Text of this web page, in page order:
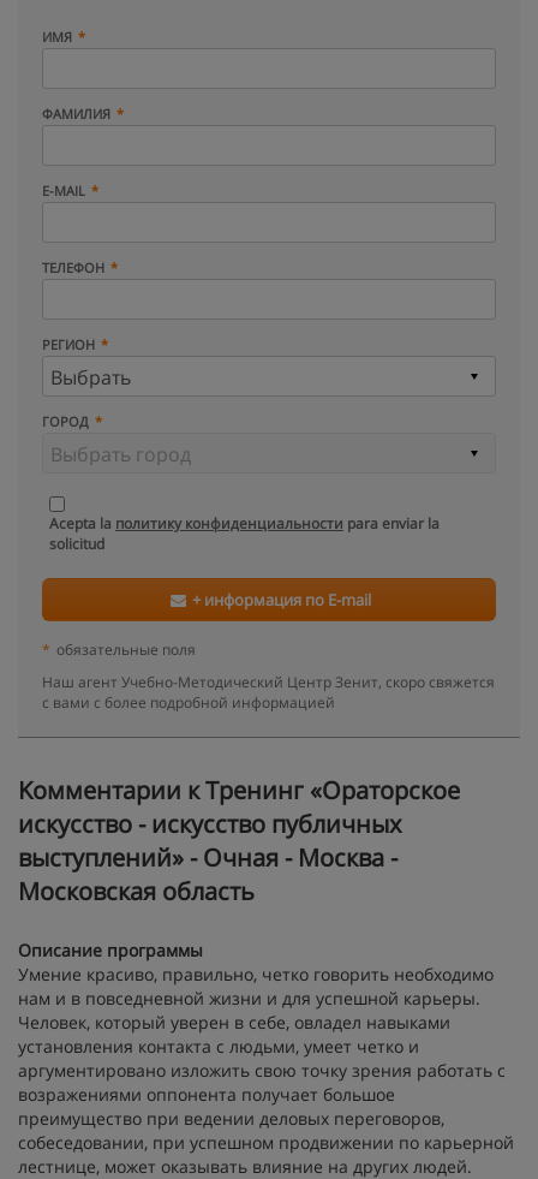
ИМЯ
ФАМИЛИЯ
E-MAIL
ТЕЛЕФОН
РЕГИОН
ГОРОД
Acepta la политику конфиденциальности para enviar la
solicitud
+ информация по E-mail
* обязательные поля
Наш агент Учебно-Методический Центр Зенит, скоро свяжется
с вами с более подробной информацией
Kомментарии к Тренинг «Ораторское
искусство - искусство публичных
выступлений» - Очная - Москва -
Московская область
Описание программы
Умение красиво, правильно, четко говорить необходимо
нам и в повседневной жизни и для успешной карьеры.
Человек, который уверен в себе, овладел навыками
установления контакта с людьми, умеет четко и
аргументировано изложить свою точку зрения работать с
возражениями оппонента получает большое
преимущество при ведении деловых переговоров,
собеседовании, при успешном продвижении по карьерной
лестнице, может оказывать влияние на других людей.